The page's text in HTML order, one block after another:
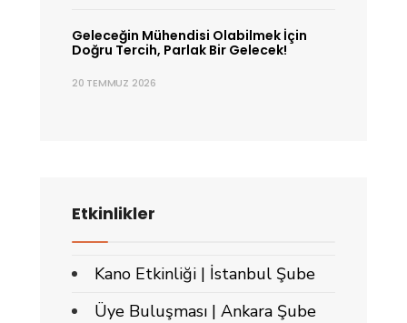
Geleceğin Mühendisi Olabilmek İçin
Doğru Tercih, Parlak Bir Gelecek!
20 TEMMUZ 2026
Etkinlikler
Kano Etkinliği | İstanbul Şube
Üye Buluşması | Ankara Şube